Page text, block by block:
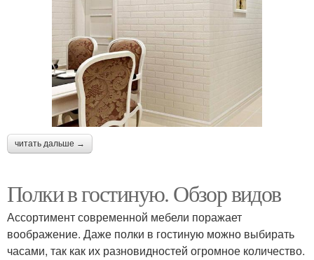
читать дальше →
Полки в гостиную. Обзор видов
Ассортимент современной мебели поражает
воображение. Даже полки в гостиную можно выбирать
часами, так как их разновидностей огромное количество.